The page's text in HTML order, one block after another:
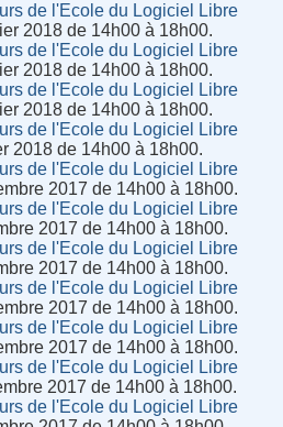
de l'Ecole du Logiciel Libre
2018 de 14h00 à 18h00.
de l'Ecole du Logiciel Libre
2018 de 14h00 à 18h00.
de l'Ecole du Logiciel Libre
2018 de 14h00 à 18h00.
de l'Ecole du Logiciel Libre
2018 de 14h00 à 18h00.
de l'Ecole du Logiciel Libre
2017 de 14h00 à 18h00.
de l'Ecole du Logiciel Libre
2017 de 14h00 à 18h00.
de l'Ecole du Logiciel Libre
2017 de 14h00 à 18h00.
de l'Ecole du Logiciel Libre
2017 de 14h00 à 18h00.
de l'Ecole du Logiciel Libre
2017 de 14h00 à 18h00.
de l'Ecole du Logiciel Libre
2017 de 14h00 à 18h00.
de l'Ecole du Logiciel Libre